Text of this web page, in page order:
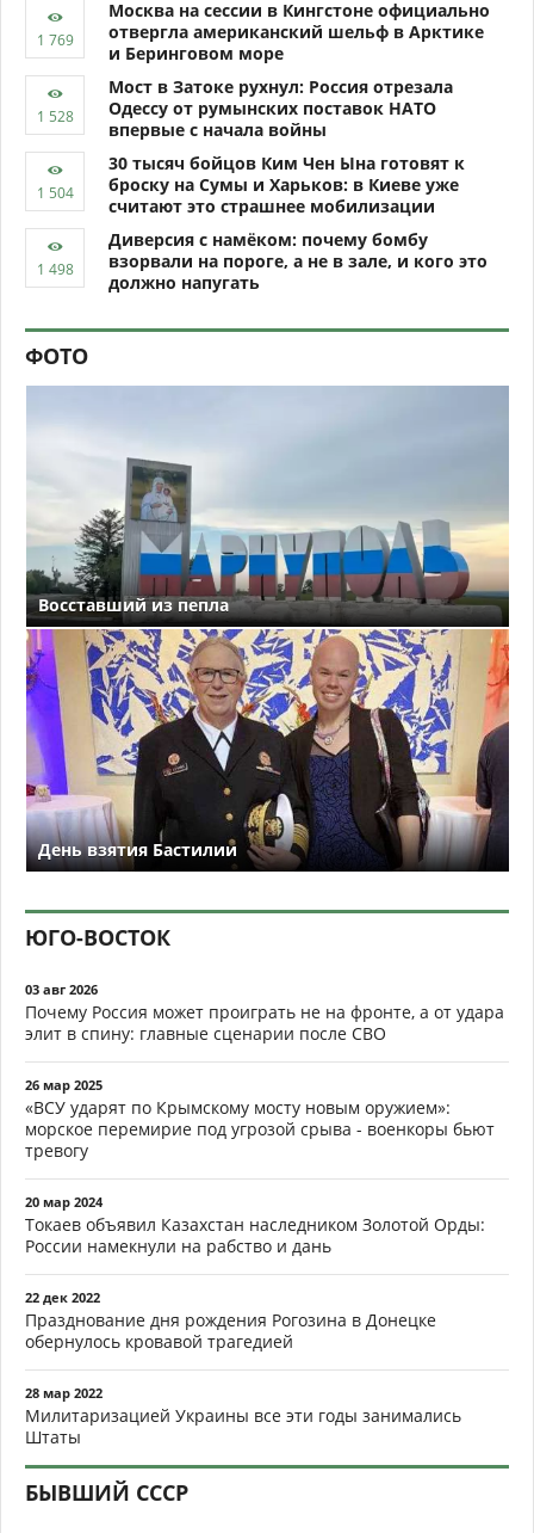
Москва на сессии в Кингстоне официально
отвергла американский шельф в Арктике
и Беринговом море
Мост в Затоке рухнул: Россия отрезала
Одессу от румынских поставок НАТО
впервые с начала войны
30 тысяч бойцов Ким Чен Ына готовят к
броску на Сумы и Харьков: в Киеве уже
считают это страшнее мобилизации
Диверсия с намёком: почему бомбу
взорвали на пороге, а не в зале, и кого это
должно напугать
ФОТО
Восставший из пепла
День взятия Бастилии
ЮГО-ВОСТОК
03 авг 2026
Почему Россия может проиграть не на фронте, а от удара
элит в спину: главные сценарии после СВО
26 мар 2025
«ВСУ ударят по Крымскому мосту новым оружием»:
морское перемирие под угрозой срыва - военкоры бьют
тревогу
20 мар 2024
Токаев объявил Казахстан наследником Золотой Орды:
России намекнули на рабство и дань
22 дек 2022
Празднование дня рождения Рогозина в Донецке
обернулось кровавой трагедией
28 мар 2022
Милитаризацией Украины все эти годы занимались
Штаты
БЫВШИЙ СССР